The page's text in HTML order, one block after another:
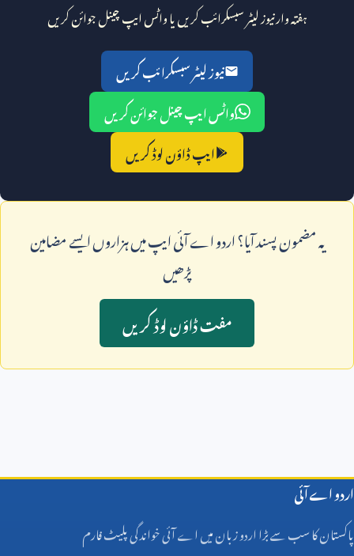
ہفتہ وار نیوز لیٹر سبسکرائب کریں یا واٹس ایپ چینل جوائن کریں
نیوز لیٹر سبسکرائب کریں
واٹس ایپ چینل جوائن کریں
ایپ ڈاؤن لوڈ کریں
يہ مضمون پسند آيا؟ اردو اے آئی ايپ ميں ہزاروں ايسے مضامين
پڑھيں
مفت ڈاؤن لوڈ کريں
اردو اے آئی
پاکستان کا سب سے بڑا اردو زبان میں اے آئی خواندگی پلیٹ فارم